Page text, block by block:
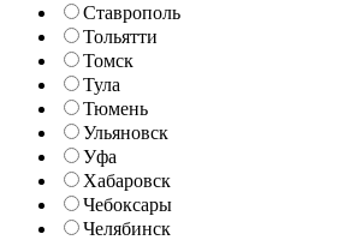
Ставрополь
Тольятти
Томск
Тула
Тюмень
Ульяновск
Уфа
Хабаровск
Чебоксары
Челябинск